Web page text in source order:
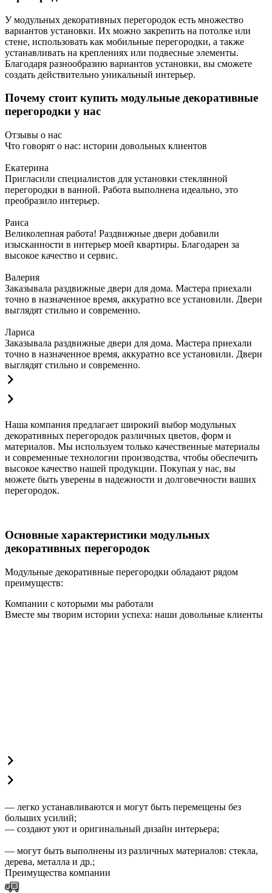
У модульных декоративных перегородок есть множество
вариантов установки. Их можно закрепить на потолке или
стене, использовать как мобильные перегородки, а также
устанавливать на креплениях или подвесные элементы.
Благодаря разнообразию вариантов установки, вы сможете
создать действительно уникальный интерьер.
Почему стоит купить модульные декоративные
перегородки у нас
Отзывы о нас
Что говорят о нас: истории довольных клиентов
Екатерина
Пригласили специалистов для установки стеклянной
перегородки в ванной. Работа выполнена идеально, это
преобразило интерьер.
Раиса
Великолепная работа! Раздвижные двери добавили
изысканности в интерьер моей квартиры. Благодарен за
высокое качество и сервис.
Валерия
Заказывала раздвижные двери для дома. Мастера приехали
точно в назначенное время, аккуратно все установили. Двери
выглядят стильно и современно.
Лариса
Заказывала раздвижные двери для дома. Мастера приехали
точно в назначенное время, аккуратно все установили. Двери
выглядят стильно и современно.
Наша компания предлагает широкий выбор модульных
декоративных перегородок различных цветов, форм и
материалов. Мы используем только качественные материалы
и современные технологии производства, чтобы обеспечить
высокое качество нашей продукции. Покупая у нас, вы
можете быть уверены в надежности и долговечности ваших
перегородок.
Основные характеристики модульных
декоративных перегородок
Модульные декоративные перегородки обладают рядом
преимуществ:
Компании с которыми мы работали
Вместе мы творим истории успеха: наши довольные клиенты
— легко устанавливаются и могут быть перемещены без
больших усилий;
— создают уют и оригинальный дизайн интерьера;
— могут быть выполнены из различных материалов: стекла,
дерева, металла и др.;
Преимущества компании